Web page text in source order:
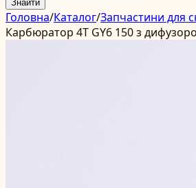
Знайти
Головна/Каталог/Запчастини для
Карбюратор 4T GY6 150 з